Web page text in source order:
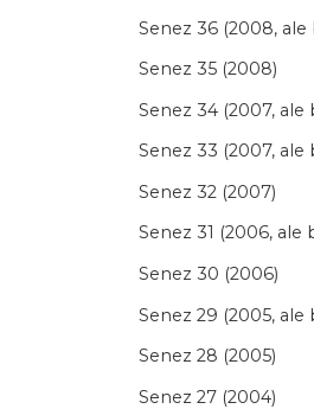
Senez 36 (2008, ale
Senez 35 (2008)
Senez 34 (2007, ale
Senez 33 (2007, ale
Senez 32 (2007)
Senez 31 (2006, ale
Senez 30 (2006)
Senez 29 (2005, ale
Senez 28 (2005)
Senez 27 (2004)